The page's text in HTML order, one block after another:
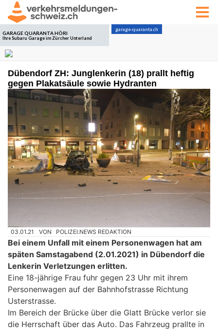
Dübendorf ZH: Junglenkerin (18) prallt heftig
gegen Plakatsäule sowie Hydranten
03.01.21 VON POLIZEI.NEWS REDAKTION
Bei einem Unfall mit einem Personenwagen hat am
späten Samstagabend (2.01.2021) in Dübendorf die
Lenkerin Verletzungen erlitten.
Eine 18-jährige Frau fuhr gegen 23 Uhr mit ihrem
Personenwagen auf der Bahnhofstrasse Richtung
Usterstrasse.
Im Bereich der Brücke über die Glatt Brücke verlor sie
die Herrschaft über das Auto. Das Fahrzeug prallte in